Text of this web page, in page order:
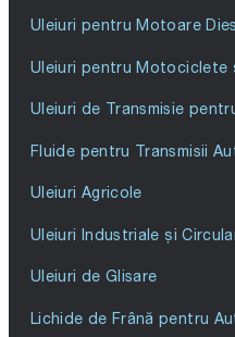
Uleiuri pentru Motoare
Uleiuri pentru Motociclete
Uleiuri de Transmisie
Fluide pentru Transmisii
Uleiuri Agricole
Uleiuri Industriale și
Uleiuri de Glisare
Lichide de Frână pentru